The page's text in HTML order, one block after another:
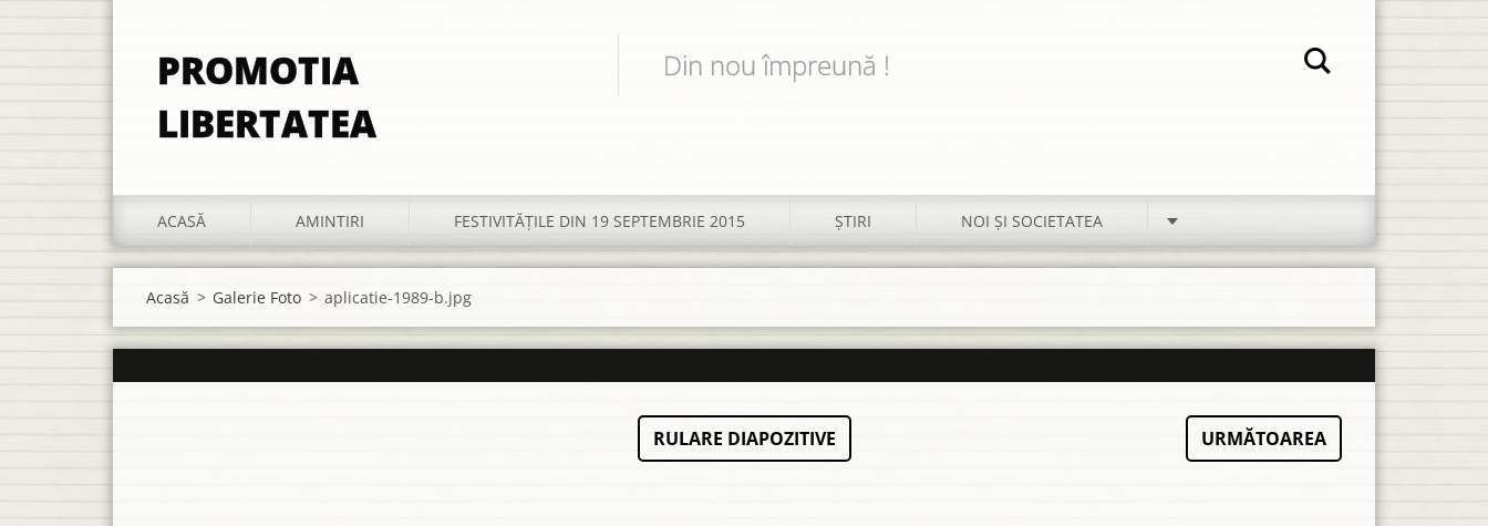
PROMOTIA
LIBERTATEA
Din nou împreună !
ACASĂ AMINTIRI FESTIVITĂŢILE DIN 19 SEPTEMBRIE 2015 ŞTIRI NOI ŞI SOCIETATEA
Acasă > Galerie Foto > aplicatie-1989-b.jpg
RULARE DIAPOZITIVE URMĂTOAREA